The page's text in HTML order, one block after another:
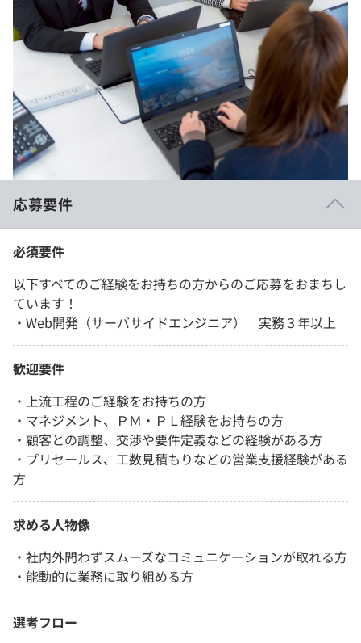
応募要件
必須要件
以下すべてのご経験をお持ちの方からのご応募をおまちし
ています！
・Web開発（サーバサイドエンジニア） 実務３年以上
歓迎要件
・上流工程のご経験をお持ちの方
・マネジメント、ＰＭ・ＰＬ経験をお持ちの方
・顧客との調整、交渉や要件定義などの経験がある方
・プリセールス、工数見積もりなどの営業支援経験がある
方
求める人物像
・社内外問わずスムーズなコミュニケーションが取れる方
・能動的に業務に取り組める方
選考フロー